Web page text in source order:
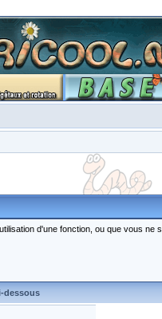
d'une fonction, ou que vous
dessous